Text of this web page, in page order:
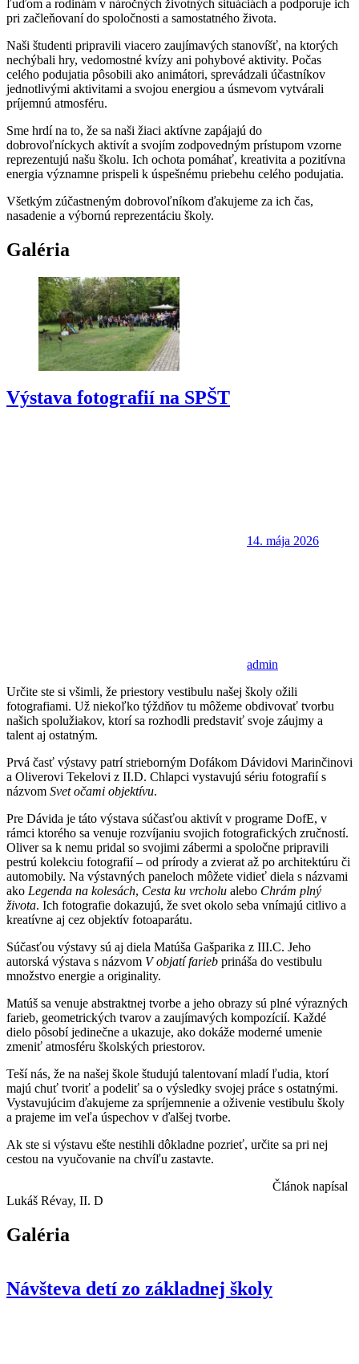
ľuďom a rodinám v náročných životných situáciách a podporuje ich
pri začleňovaní do spoločnosti a samostatného života.
Naši študenti pripravili viacero zaujímavých stanovíšť, na ktorých
nechýbali hry, vedomostné kvízy ani pohybové aktivity. Počas
celého podujatia pôsobili ako animátori, sprevádzali účastníkov
jednotlivými aktivitami a svojou energiou a úsmevom vytvárali
príjemnú atmosféru.
Sme hrdí na to, že sa naši žiaci aktívne zapájajú do
dobrovoľníckych aktivít a svojím zodpovedným prístupom vzorne
reprezentujú našu školu. Ich ochota pomáhať, kreativita a pozitívna
energia významne prispeli k úspešnému priebehu celého podujatia.
Všetkým zúčastneným dobrovoľníkom ďakujeme za ich čas,
nasadenie a výbornú reprezentáciu školy.
Galéria
Výstava fotografií na SPŠT
14. mája 2026
admin
Určite ste si všimli, že priestory vestibulu našej školy ožili
fotografiami. Už niekoľko týždňov tu môžeme obdivovať tvorbu
našich spolužiakov, ktorí sa rozhodli predstaviť svoje záujmy a
talent aj ostatným.
Prvá časť výstavy patrí strieborným Dofákom Dávidovi Marinčinovi
a Oliverovi Tekelovi z II.D. Chlapci vystavujú sériu fotografií s
názvom Svet očami objektívu.
Pre Dávida je táto výstava súčasťou aktivít v programe DofE, v
rámci ktorého sa venuje rozvíjaniu svojich fotografických zručností.
Oliver sa k nemu pridal so svojimi zábermi a spoločne pripravili
pestrú kolekciu fotografií – od prírody a zvierat až po architektúru či
automobily. Na výstavných paneloch môžete vidieť diela s názvami
ako Legenda na kolesách, Cesta ku vrcholu alebo Chrám plný
života. Ich fotografie dokazujú, že svet okolo seba vnímajú citlivo a
kreatívne aj cez objektív fotoaparátu.
Súčasťou výstavy sú aj diela Matúša Gašparika z III.C. Jeho
autorská výstava s názvom V objatí farieb prináša do vestibulu
množstvo energie a originality.
Matúš sa venuje abstraktnej tvorbe a jeho obrazy sú plné výrazných
farieb, geometrických tvarov a zaujímavých kompozícií. Každé
dielo pôsobí jedinečne a ukazuje, ako dokáže moderné umenie
zmeniť atmosféru školských priestorov.
Teší nás, že na našej škole študujú talentovaní mladí ľudia, ktorí
majú chuť tvoriť a podeliť sa o výsledky svojej práce s ostatnými.
Vystavujúcim ďakujeme za spríjemnenie a oživenie vestibulu školy
a prajeme im veľa úspechov v ďalšej tvorbe.
Ak ste si výstavu ešte nestihli dôkladne pozrieť, určite sa pri nej
cestou na vyučovanie na chvíľu zastavte.
Článok napísal
Lukáš Révay, II. D
Galéria
Návšteva detí zo základnej školy